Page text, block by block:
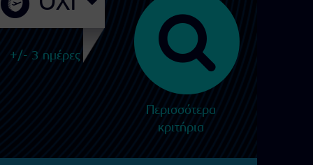
+/- 3 ημέρες
Περισσότερα
κριτήρια